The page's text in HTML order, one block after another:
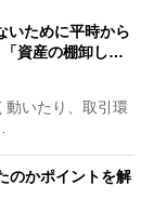
いために平時から
「資産の棚卸し…
いたり、取引環
のかポイントを解